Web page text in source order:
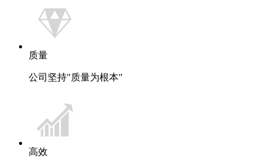
质量
公司坚持"质量为根本"
高效